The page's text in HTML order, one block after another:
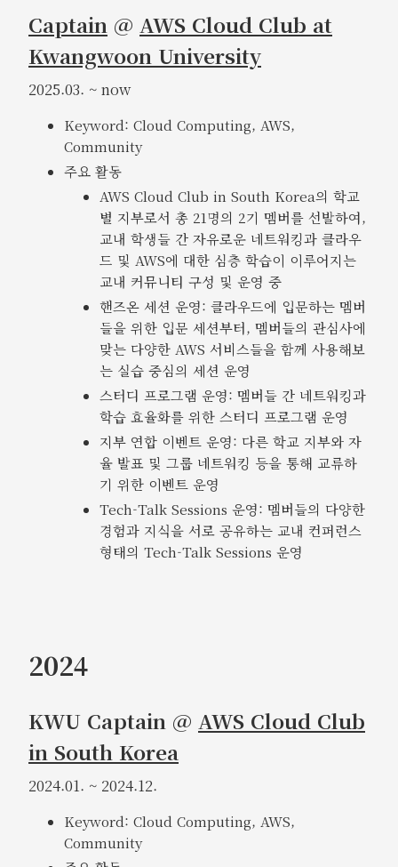
Captain @ AWS Cloud Club at
Kwangwoon University
2025.03. ~ now
Keyword: Cloud Computing, AWS,
Community
주요 활동
AWS Cloud Club in South Korea의 학교
별 지부로서 총 21명의 2기 멤버를 선발하여,
교내 학생들 간 자유로운 네트워킹과 클라우
드 및 AWS에 대한 심층 학습이 이루어지는
교내 커뮤니티 구성 및 운영 중
핸즈온 세션 운영: 클라우드에 입문하는 멤버
들을 위한 입문 세션부터, 멤버들의 관심사에
맞는 다양한 AWS 서비스들을 함께 사용해보
는 실습 중심의 세션 운영
스터디 프로그램 운영: 멤버들 간 네트워킹과
학습 효율화를 위한 스터디 프로그램 운영
지부 연합 이벤트 운영: 다른 학교 지부와 자
율 발표 및 그룹 네트워킹 등을 통해 교류하
기 위한 이벤트 운영
Tech-Talk Sessions 운영: 멤버들의 다양한
경험과 지식을 서로 공유하는 교내 컨퍼런스
형태의 Tech-Talk Sessions 운영
2024
KWU Captain @ AWS Cloud Club
in South Korea
2024.01. ~ 2024.12.
Keyword: Cloud Computing, AWS,
Community